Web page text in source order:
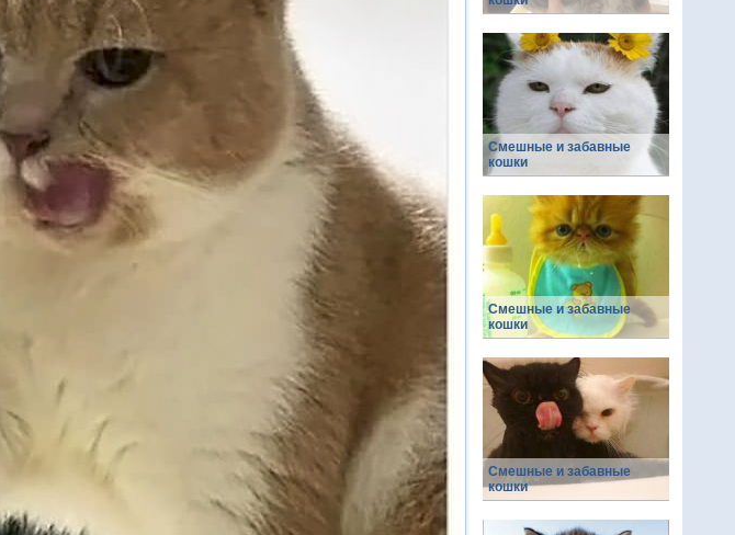
Смешные и забавные
кошки
Смешные и забавные
кошки
Смешные и забавные
кошки